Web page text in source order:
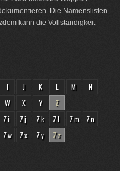
Die Namenslisten
kann die Vollständigkeit
I J K L M
N
W X Y
Z
Zi Zj Zk Zl Zm
Zn
Zw Zx Zy Zz